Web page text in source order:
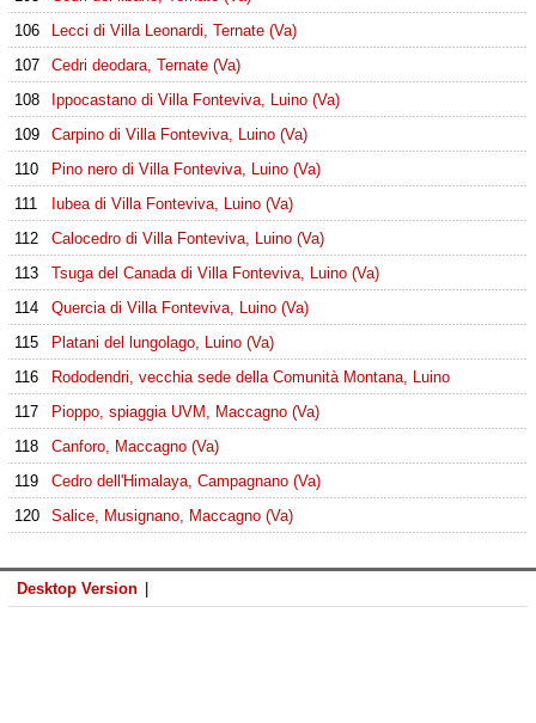
106
Lecci di Villa Leonardi, Ternate (Va)
107
Cedri deodara, Ternate (Va)
108
Ippocastano di Villa Fonteviva, Luino (Va)
109
Carpino di Villa Fonteviva, Luino (Va)
110
Pino nero di Villa Fonteviva, Luino (Va)
111
Iubea di Villa Fonteviva, Luino (Va)
112
Calocedro di Villa Fonteviva, Luino (Va)
113
Tsuga del Canada di Villa Fonteviva, Luino (Va)
114
Quercia di Villa Fonteviva, Luino (Va)
115
Platani del lungolago, Luino (Va)
116
Rododendri, vecchia sede della Comunità Montana, Luino
117
Pioppo, spiaggia UVM, Maccagno (Va)
118
Canforo, Maccagno (Va)
119
Cedro dell'Himalaya, Campagnano (Va)
120
Salice, Musignano, Maccagno (Va)
Desktop Version